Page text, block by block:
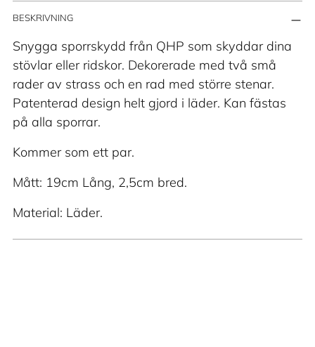
Lägger
till
produkt
i
din
varukorg
BESKRIVNING
Snygga sporrskydd från QHP som skyddar dina
stövlar eller ridskor. Dekorerade med två små
rader av strass och en rad med större stenar.
Patenterad design helt gjord i läder. Kan fästas
på alla sporrar.
Kommer som ett par.
Mått: 19cm Lång, 2,5cm bred.
Material: Läder.